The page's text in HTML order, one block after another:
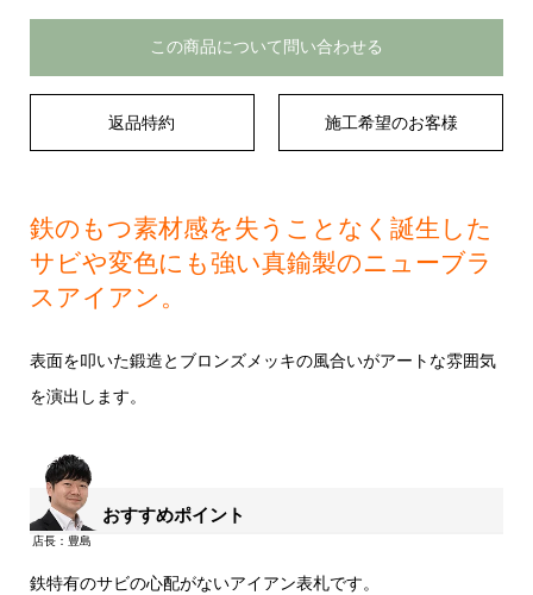
この商品について問い合わせる
返品特約 施工希望のお客様
鉄のもつ素材感を失うことなく誕生した
サビや変色にも強い真鍮製のニューブラ
スアイアン。
表面を叩いた鍛造とブロンズメッキの風合いがアートな雰囲気
を演出します。
おすすめポイント
鉄特有のサビの心配がないアイアン表札です。